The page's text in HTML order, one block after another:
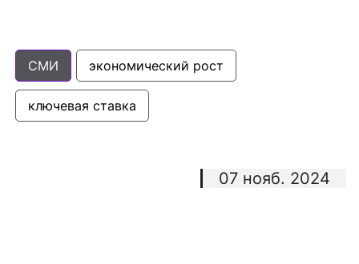
СМИ экономический рост
ключевая ставка
07 нояб. 2024